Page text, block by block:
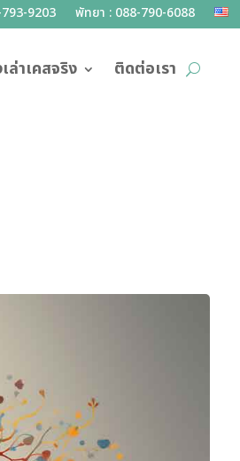
9203 พัทยา : 088-790-6088
ล่าเคสจริง ติดต่อเรา